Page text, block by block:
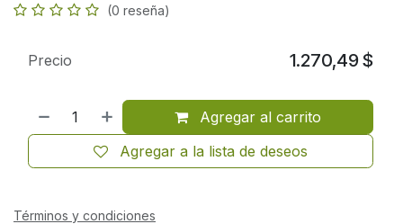
(0 reseña)
Agregar al carrito
Agregar a la lista de deseos
Precio 1.270,49$
Términos y condiciones